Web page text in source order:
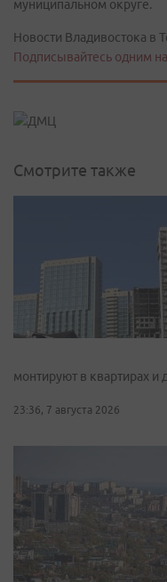
муниципальном округе.
Новости Владивостока в
Подписывайтесь одним
Смотрите также
монтируют в квартирах и
23:36, 7 августа 2026